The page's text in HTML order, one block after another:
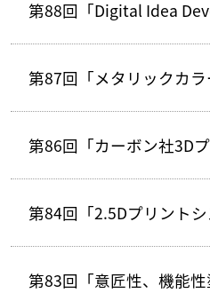
第88回「Digital Idea
第87回「メタリックカラ
第86回「カーボン社3D
第84回「2.5Dプリント
第83回「意匠性、機能